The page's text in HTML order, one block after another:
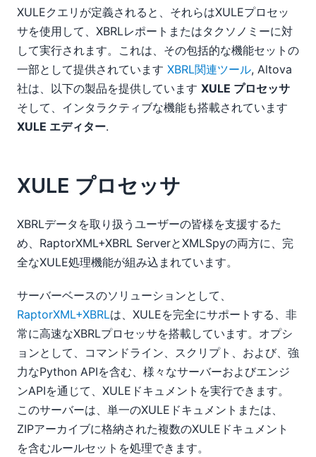
XULEクエリが定義されると、それらはXULEプロセッ
サを使用して、XBRLレポートまたはタクソノミーに対
して実行されます。これは、その包括的な機能セットの
一部として提供されています XBRL関連ツール, Altova
社は、以下の製品を提供しています XULE プロセッサ
そして、インタラクティブな機能も搭載されています
XULE エディター.
XULE プロセッサ
XBRLデータを取り扱うユーザーの皆様を支援するた
め、RaptorXML+XBRL ServerとXMLSpyの両方に、完
全なXULE処理機能が組み込まれています。
サーバーベースのソリューションとして、
RaptorXML+XBRLは、XULEを完全にサポートする、非
常に高速なXBRLプロセッサを搭載しています。オプシ
ョンとして、コマンドライン、スクリプト、および、強
力なPython APIを含む、様々なサーバーおよびエンジ
ンAPIを通じて、XULEドキュメントを実行できます。
このサーバーは、単一のXULEドキュメントまたは、
ZIPアーカイブに格納された複数のXULEドキュメント
を含むルールセットを処理できます。